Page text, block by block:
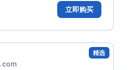
立即购买
精选
.com